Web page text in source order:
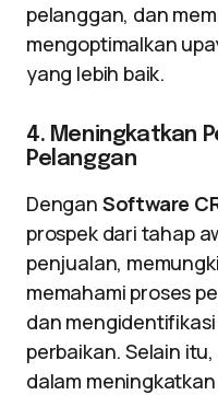
pelanggan, dan
mengoptimalkan
yang lebih baik.
4. Meningkatkan
Pelanggan
Dengan Software
prospek dari tahap
penjualan,
memahami proses
dan
perbaikan. Selain
dalam